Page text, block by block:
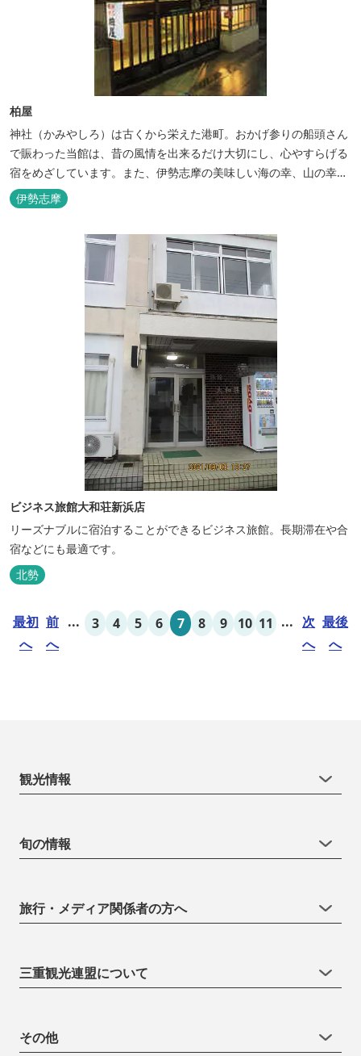
柏屋
神社（かみやしろ）は古くから栄えた港町。おかげ参りの船頭さん
で賑わった当館は、昔の風情を出来るだけ大切にし、心やすらげる
宿をめざしています。また、伊勢志摩の美味しい海の幸、山の幸を
低価格でお楽しみください。
伊勢志摩
ビジネス旅館大和荘新浜店
リーズナブルに宿泊することができるビジネス旅館。長期滞在や合
宿などにも最適です。
北勢
最初
へ
前
へ
... 3 4 5 6 7 8 9 10 11 ... 次
へ
最後
へ
観光情報
旬の情報
旅行・メディア関係者の方へ
三重観光連盟について
その他